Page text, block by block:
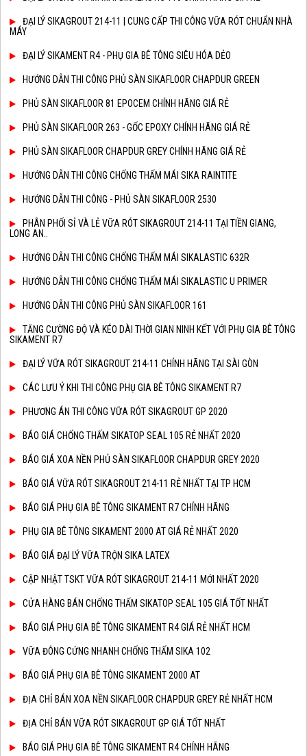
ĐẠI LÝ SIKAGROUT 214-11 | CUNG CẤP THI CÔNG VỮA RÓT CHUẨN NHÀ
MÁY
ĐẠI LÝ SIKAMENT R4 - PHỤ GIA BÊ TÔNG SIÊU HÓA DẺO
HƯỚNG DẪN THI CÔNG PHỦ SÀN SIKAFLOOR CHAPDUR GREEN
PHỦ SÀN SIKAFLOOR 81 EPOCEM CHÍNH HÃNG GIÁ RẺ
PHỦ SÀN SIKAFLOOR 263 - GỐC EPOXY CHÍNH HÃNG GIÁ RẺ
PHỦ SÀN SIKAFLOOR CHAPDUR GREY CHÍNH HÃNG GIÁ RẺ
HƯỚNG DẪN THI CÔNG CHỐNG THẤM MÁI SIKA RAINTITE
HƯỚNG DẪN THI CÔNG - PHỦ SÀN SIKAFLOOR 2530
PHÂN PHỐI SỈ VÀ LẺ VỮA RÓT SIKAGROUT 214-11 TẠI TIỀN GIANG,
LONG AN..
HƯỚNG DẪN THI CÔNG CHỐNG THẤM MÁI SIKALASTIC 632R
HƯỚNG DẪN THI CÔNG CHỐNG THẤM MÁI SIKALASTIC U PRIMER
HƯỚNG DẪN THI CÔNG PHỦ SÀN SIKAFLOOR 161
TĂNG CƯỜNG ĐỘ VÀ KÉO DÀI THỜI GIAN NINH KẾT VỚI PHỤ GIA BÊ TÔNG
SIKAMENT R7
ĐẠI LÝ VỮA RÓT SIKAGROUT 214-11 CHÍNH HÃNG TẠI SÀI GÒN
CÁC LƯU Ý KHI THI CÔNG PHỤ GIA BÊ TÔNG SIKAMENT R7
PHƯƠNG ÁN THI CÔNG VỮA RÓT SIKAGROUT GP 2020
BÁO GIÁ CHỐNG THẤM SIKATOP SEAL 105 RẺ NHẤT 2020
BÁO GIÁ XOA NỀN PHỦ SÀN SIKAFLOOR CHAPDUR GREY 2020
BÁO GIÁ VỮA RÓT SIKAGROUT 214-11 RẺ NHẤT TẠI TP HCM
BÁO GIÁ PHỤ GIA BÊ TÔNG SIKAMENT R7 CHÍNH HÃNG
PHỤ GIA BÊ TÔNG SIKAMENT 2000 AT GIÁ RẺ NHẤT 2020
BÁO GIÁ ĐẠI LÝ VỮA TRỘN SIKA LATEX
CẬP NHẬT TSKT VỮA RÓT SIKAGROUT 214-11 MỚI NHẤT 2020
CỬA HÀNG BÁN CHỐNG THẤM SIKATOP SEAL 105 GIÁ TỐT NHẤT
BÁO GIÁ PHỤ GIA BÊ TÔNG SIKAMENT R4 GIÁ RẺ NHẤT HCM
VỮA ĐÔNG CỨNG NHANH CHỐNG THẤM SIKA 102
BÁO GIÁ PHỤ GIA BÊ TÔNG SIKAMENT 2000 AT
ĐỊA CHỈ BÁN XOA NỀN SIKAFLOOR CHAPDUR GREY RẺ NHẤT HCM
ĐỊA CHỈ BÁN VỮA RÓT SIKAGROUT GP GIÁ TỐT NHẤT
BÁO GIÁ PHỤ GIA BÊ TÔNG SIKAMENT R4 CHÍNH HÃNG